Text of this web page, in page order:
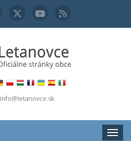
info@letanovce.sk